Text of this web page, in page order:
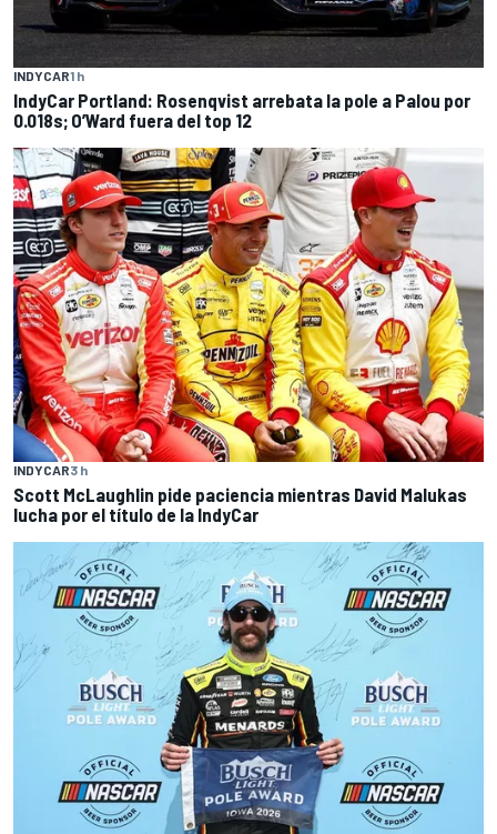
INDYCAR1 h
IndyCar Portland: Rosenqvist arrebata la pole a Palou por
0.018s; O’Ward fuera del top 12
INDYCAR3 h
Scott McLaughlin pide paciencia mientras David Malukas
lucha por el título de la IndyCar